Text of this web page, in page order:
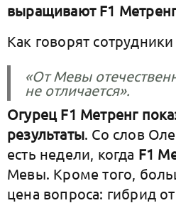
выращивают F1
Как говорят
«Oт Мевы
не отличается».
Огурец F1 Метренг
результаты. Со слов
есть недели, когда F1
Мевы. Кроме того,
цена вопроса: гибрид